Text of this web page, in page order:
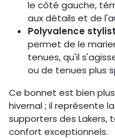
le côté gauche,
aux détails et de
Polyvalence
permet de le
tenues, qu'il
ou de tenues plus
Ce bonnet est bien
hivernal ; il représente
supporters des
confort exceptionnels.